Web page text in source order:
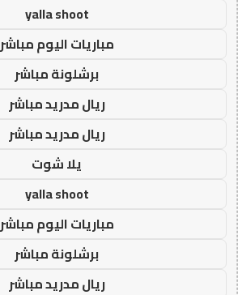
yalla shoot
مباريات اليوم مباشر
برشلونة مباشر
ريال مدريد مباشر
ريال مدريد مباشر
يلا شوت
yalla shoot
مباريات اليوم مباشر
برشلونة مباشر
ريال مدريد مباشر